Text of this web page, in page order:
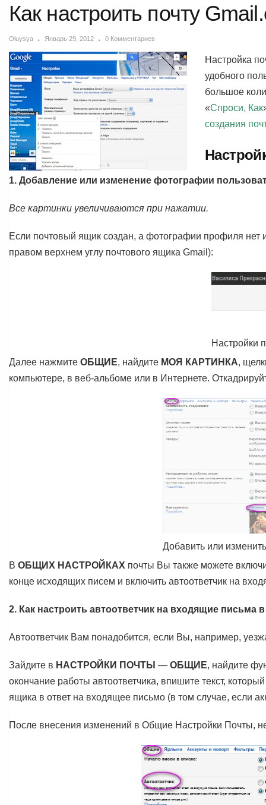
Как настроить почту
Oluysya Январь 29, 2012 0 Комментариев
Настройка
удобного
большое
«Спроси, Как
создания
1. Добавление или изменение фотографии
Все картинки увеличиваются при нажатии.
Если почтовый ящик создан, а фотографии профиля нет
правом верхнем углу почтового ящика Gmail):
Настройки
Далее нажмите ОБЩИЕ, найдите МОЯ КАРТИНКА,
компьютере, в веб-альбоме или в Интернете.
Добавить или
В ОБЩИХ НАСТРОЙКАХ почты Вы также можете
конце исходящих писем и включить автоответчик на
2. Как настроить автоответчик на входящие письма
Автоответчик Вам понадобится, если Вы, например,
Зайдите в НАСТРОЙКИ ПОЧТЫ — ОБЩИЕ, найдите
окончание работы автоответчика, впишите текст,
ящика в ответ на входящее письмо (в том случае, если
После внесения изменений в Общие Настройки Почты,